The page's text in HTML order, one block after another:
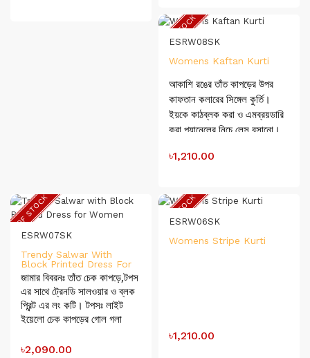
সাইজঃ ৩৬,৩৮, ৪০, ৪২, ৪৪, ৪৬।
OUT OF STOCK
ESRW08SK
Womens Kaftan Kurti
আকাশি রঙের তাঁত কাপড়ের উপর
কাফতান কলারের সিঙ্গেল কুর্তি।
ইয়কে কাঠব্লক করা ও এমব্রয়ডারি
করা প্যানেলের নিচে লেস বসানো।
বসানো। জামার লম্বাঃ৪২" ঘেরঃ৪০"
৳1,210.00
OUT OF STOCK
ESRW07SK
Trendy Salwar With
Block Printed Dress For
Women
জামার বিবরনঃ তাঁত চেক কাপড়ে,টপস
এর সাথে ট্রেনডি সালওয়ার ও ব্লক
প্রিন্ট এর লং কটি। টপসঃ লাইট
ইয়েলো চেক কাপড়ের গোল গলা
বোতামের ডিজাইন করা। টপস এর
৳2,090.00
OUT OF STOCK
ESRW06SK
Womens Stripe Kurti
৳1,210.00